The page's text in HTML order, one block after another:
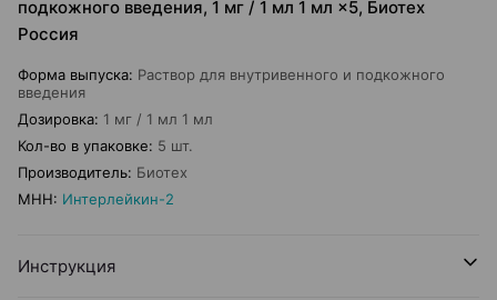
подкожного введения, 1 мг / 1 мл 1 мл ×5, Биотех
Россия
Форма выпуска: Раствор для внутривенного и подкожного
введения
Дозировка: 1 мг / 1 мл 1 мл
Кол-во в упаковке: 5 шт.
Производитель: Биотех
МНН: Интерлейкин-2
Инструкция